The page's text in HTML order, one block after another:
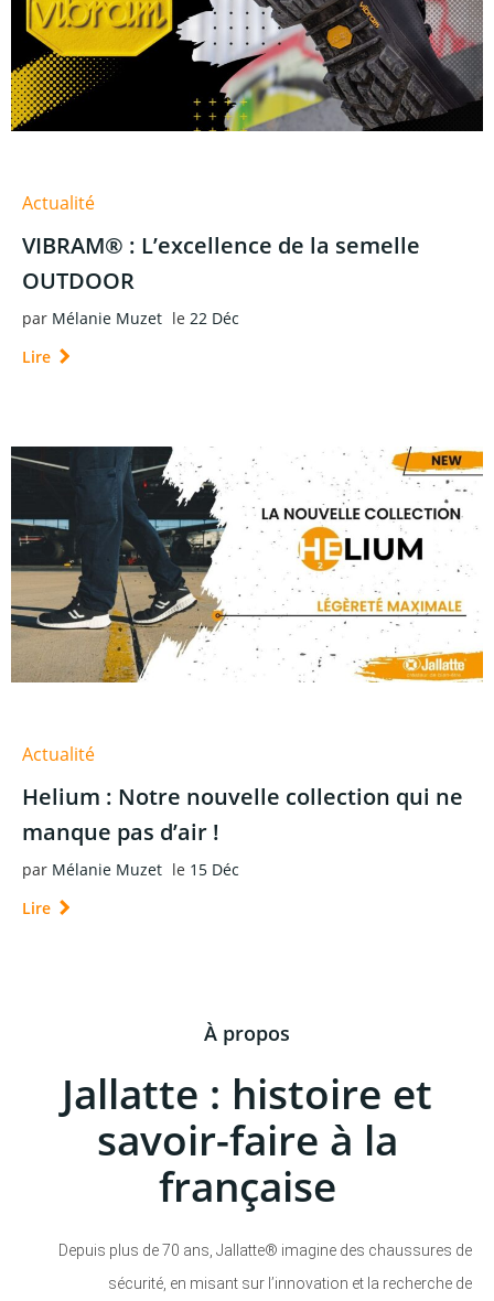
Actualité
VIBRAM® : L’excellence de la semelle
OUTDOOR
par Mélanie Muzet le 22 Déc
Lire
Actualité
Helium : Notre nouvelle collection qui ne
manque pas d’air !
par Mélanie Muzet le 15 Déc
Lire
À propos
Jallatte : histoire et
savoir-faire à la
française
Depuis plus de 70 ans, Jallatte® imagine des chaussures de
sécurité, en misant sur l’innovation et la recherche de